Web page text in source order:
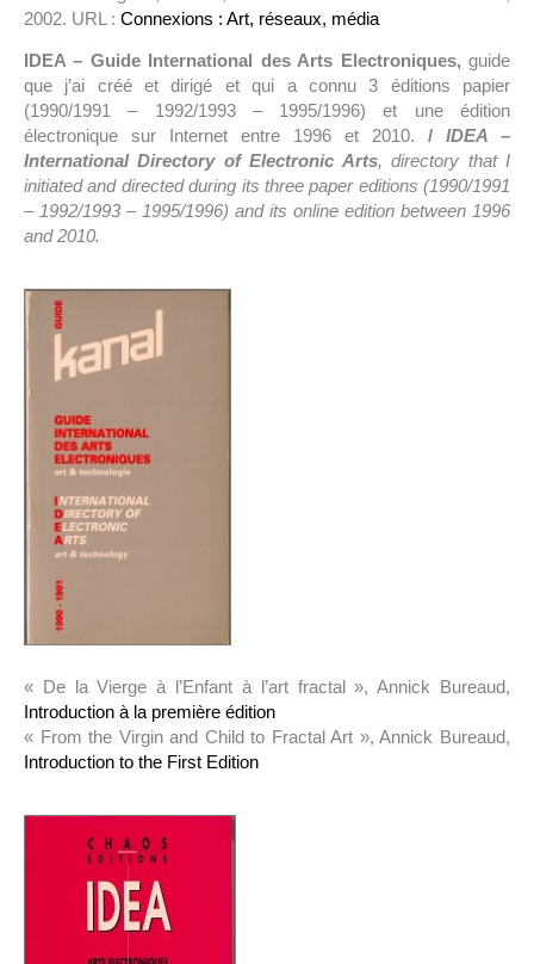
2002. URL : Connexions : Art, réseaux, média
IDEA – Guide International des Arts Electroniques, guide
que j’ai créé et dirigé et qui a connu 3 éditions papier
(1990/1991 – 1992/1993 – 1995/1996) et une édition
électronique sur Internet entre 1996 et 2010. / IDEA –
International Directory of Electronic Arts, directory that I
initiated and directed during its three paper editions (1990/1991
– 1992/1993 – 1995/1996) and its online edition between 1996
and 2010.
« De la Vierge à l’Enfant à l’art fractal », Annick Bureaud,
Introduction à la première édition
« From the Virgin and Child to Fractal Art », Annick Bureaud,
Introduction to the First Edition